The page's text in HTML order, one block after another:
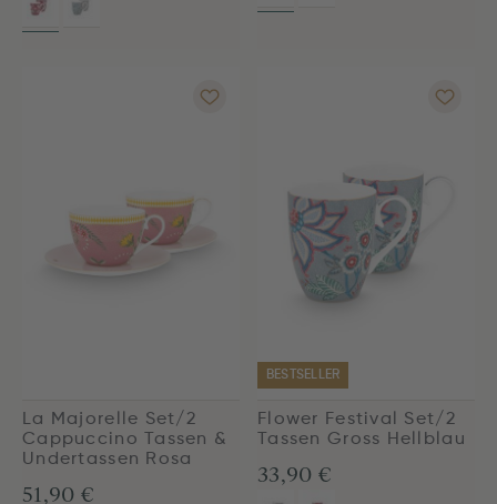
La Majorelle Set/2
Cappuccino Tassen &
Undertassen Rosa
51,90 €
BESTSELLER
Flower Festival Set/2
Tassen Gross Hellblau
33,90 €